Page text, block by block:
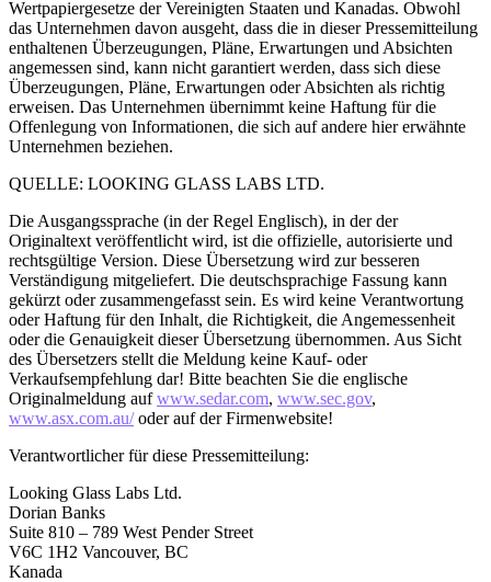
Wertpapiergesetze der Vereinigten Staaten und Kanadas. Obwohl
das Unternehmen davon ausgeht, dass die in dieser Pressemitteilung
enthaltenen Überzeugungen, Pläne, Erwartungen und Absichten
angemessen sind, kann nicht garantiert werden, dass sich diese
Überzeugungen, Pläne, Erwartungen oder Absichten als richtig
erweisen. Das Unternehmen übernimmt keine Haftung für die
Offenlegung von Informationen, die sich auf andere hier erwähnte
Unternehmen beziehen.
QUELLE: LOOKING GLASS LABS LTD.
Die Ausgangssprache (in der Regel Englisch), in der der
Originaltext veröffentlicht wird, ist die offizielle, autorisierte und
rechtsgültige Version. Diese Übersetzung wird zur besseren
Verständigung mitgeliefert. Die deutschsprachige Fassung kann
gekürzt oder zusammengefasst sein. Es wird keine Verantwortung
oder Haftung für den Inhalt, die Richtigkeit, die Angemessenheit
oder die Genauigkeit dieser Übersetzung übernommen. Aus Sicht
des Übersetzers stellt die Meldung keine Kauf- oder
Verkaufsempfehlung dar! Bitte beachten Sie die englische
Originalmeldung aufwww.sedar.com, www.sec.gov,
www.asx.com.au/oder auf der Firmenwebsite!
Verantwortlicher für diese Pressemitteilung:
Looking Glass Labs Ltd.
Dorian Banks
Suite 810 – 789 West Pender Street
V6C 1H2 Vancouver, BC
Kanada